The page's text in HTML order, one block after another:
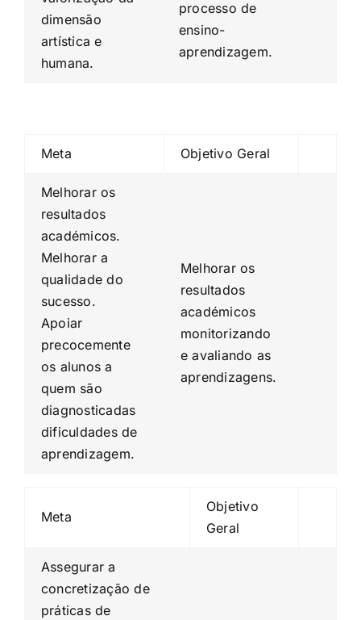
dimensão
artística e
humana.
processo de
ensino-
aprendizagem.
Meta Objetivo Geral
Melhorar os
resultados
académicos.
Melhorar a
qualidade do
sucesso.
Apoiar
precocemente
os alunos a
quem são
diagnosticadas
dificuldades de
aprendizagem.
Melhorar os
resultados
académicos
monitorizando
e avaliando as
aprendizagens.
Meta
Objetivo
Geral
Assegurar a
concretização de
práticas de